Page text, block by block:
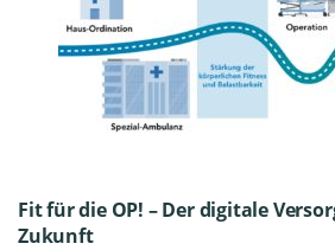
Fit für die OP! – Der digitale
Zukunft